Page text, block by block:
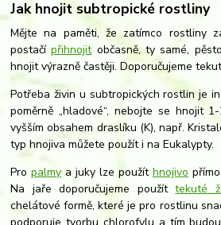
Jak hnojit subtropické rostliny
Mějte na paměti, že zatímco rostliny
postačípřihnojitobčasně, ty samé,
hnojit výrazně častěji. Doporučujeme
Potřeba živin u subtropických rostlin je
poměrně „hladové“, nebojte se hnojit
vyšším obsahem draslíku (K), např.
typ hnojiva můžete použít i na Eukalypty.
Propalmy a juky lze použít hnojivo
Na jaře doporučujeme použíttekuté
chelátové formě, které je pro rostlinu